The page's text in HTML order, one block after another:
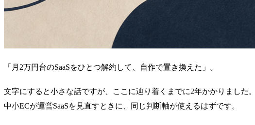
「月2万円台のSaaSをひとつ解約して、自作で置き換えた」。
文字にすると小さな話ですが、ここに辿り着くまでに2年かかりました
中小ECが運営SaaSを見直すときに、同じ判断軸が使えるはずです。